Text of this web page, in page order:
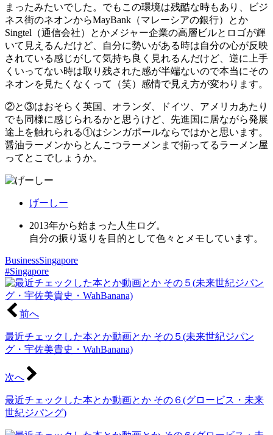
まったみたいでした。でもこの環境は残酷な時もあり、ビジ
ネス街のネオンからMayBank（マレーシアの銀行）とか
Singtel（通信会社）とかメジャー企業の高層ビルとロゴが輝
いて見えるんだけど、自分に勢いがある時は自分の心が反映
されている感じがして気持ち良く見れるんだけど、逆に上手
くいってない時は取り残された感が半端ないので本当にその
ネオンを見たくなくって（笑）感情で見え方が変わります。
②と③はおそらく英国、オランダ、ドイツ、アメリカあたり
でも同様に感じられるかと思うけど、先進国に居ながら発展
途上を触れられる①はシンガポールならではかと思います。
醤油ラーメンからとんこつラーメンまで揃ってるラーメン屋
ってとこでしょうか。
げーしー
2013年から始まった人生ログ。
自分の振り返りを目的として色々とメモしています。
BusinessSingapore
#Singapore
前へ
最近チェックした本とか動画とか その５(未来世紀ジパン
グ・宇佐美貴史・WahBanana)
次へ
最近チェックした本とか動画とか その６(グロービス・未来
世紀ジパング)